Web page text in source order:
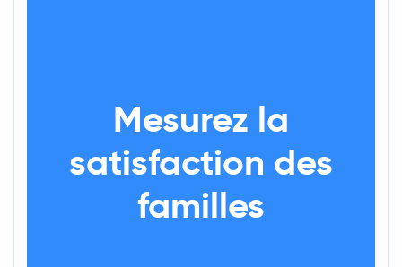
Mesurez la
satisfaction des
familles